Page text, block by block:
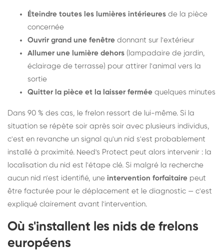
Éteindre toutes les lumières intérieures de la pièce
concernée
Ouvrir grand une fenêtre donnant sur l'extérieur
Allumer une lumière dehors (lampadaire de jardin,
éclairage de terrasse) pour attirer l'animal vers la
sortie
Quitter la pièce et la laisser fermée quelques minutes
Dans 90 % des cas, le frelon ressort de lui-même. Si la
situation se répète soir après soir avec plusieurs individus,
c'est en revanche un signal qu'un nid s'est probablement
installé à proximité. Need's Protect peut alors intervenir : la
localisation du nid est l'étape clé. Si malgré la recherche
aucun nid n'est identifié, une intervention forfaitaire peut
être facturée pour le déplacement et le diagnostic — c'est
expliqué clairement avant l'intervention.
Où s'installent les nids de frelons
européens